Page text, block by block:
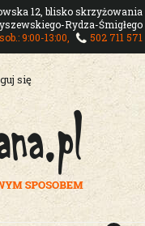
12, blisko skrzyżowania
Rydza-Śmigłego
9:00-13:00,
502 711 571
się